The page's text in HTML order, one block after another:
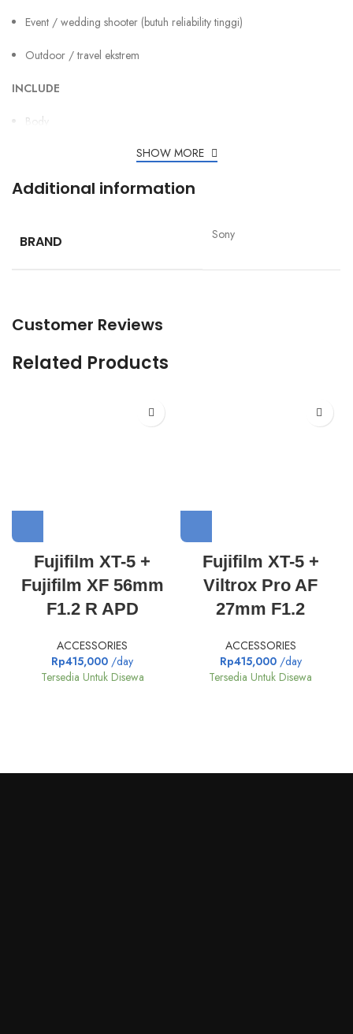
Event / wedding shooter (butuh reliability tinggi)
Outdoor / travel ekstrem
INCLUDE
Body
SHOW MORE
Additional information
BRAND Sony
Customer Reviews
Related Products
Fujifilm XT-5 +
Fujifilm XF 56mm
F1.2 R APD
ACCESSORIES
Rp415,000 /day
Tersedia Untuk Disewa
Fujifilm XT-5 +
Viltrox Pro AF
27mm F1.2
ACCESSORIES
Rp415,000/day
Tersedia Untuk Disewa